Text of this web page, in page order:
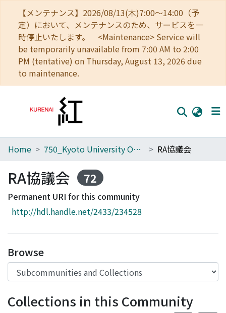
【メンテナンス】2026/08/13(木)7:00～14:00（予
定）において、メンテナンスのため、サービスを一
時停止いたします。 <Maintenance> Service will
be temporarily unavailable from 7:00 AM to 2:00
PM (tentative) on Thursday, August 13, 2026 due
to maintenance.
Home
Communities
Browse
Download Ranking
Access Statistics
Library Network
Home 750_Kyoto University Office of Research Acceleration RA協議会
RA協議会 72
Permanent URI for this community
http://hdl.handle.net/2433/234528
Browse
Collections in this Community